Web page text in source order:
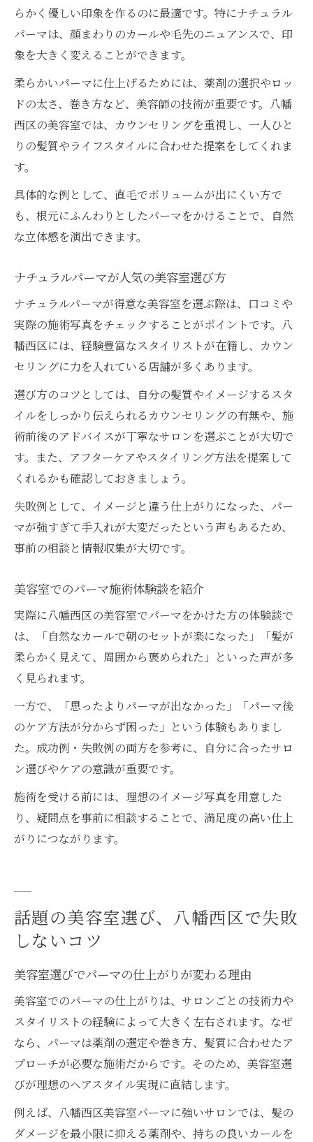
らかく優しい印象を作るのに最適です。特にナチュラル
パーマは、顔まわりのカールや毛先のニュアンスで、印
象を大きく変えることができます。
柔らかいパーマに仕上げるためには、薬剤の選択やロッ
ドの太さ、巻き方など、美容師の技術が重要です。八幡
西区の美容室では、カウンセリングを重視し、一人ひと
りの髪質やライフスタイルに合わせた提案をしてくれま
す。
具体的な例として、直毛でボリュームが出にくい方で
も、根元にふんわりとしたパーマをかけることで、自然
な立体感を演出できます。
ナチュラルパーマが人気の美容室選び方
ナチュラルパーマが得意な美容室を選ぶ際は、口コミや
実際の施術写真をチェックすることがポイントです。八
幡西区には、経験豊富なスタイリストが在籍し、カウン
セリングに力を入れている店舗が多くあります。
選び方のコツとしては、自分の髪質やイメージするスタ
イルをしっかり伝えられるカウンセリングの有無や、施
術前後のアドバイスが丁寧なサロンを選ぶことが大切で
す。また、アフターケアやスタイリング方法を提案して
くれるかも確認しておきましょう。
失敗例として、イメージと違う仕上がりになった、パー
マが強すぎて手入れが大変だったという声もあるため、
事前の相談と情報収集が大切です。
美容室でのパーマ施術体験談を紹介
実際に八幡西区の美容室でパーマをかけた方の体験談で
は、「自然なカールで朝のセットが楽になった」「髪が
柔らかく見えて、周囲から褒められた」といった声が多
く見られます。
一方で、「思ったよりパーマが出なかった」「パーマ後
のケア方法が分からず困った」という体験もありまし
た。成功例・失敗例の両方を参考に、自分に合ったサロ
ン選びやケアの意識が重要です。
施術を受ける前には、理想のイメージ写真を用意した
り、疑問点を事前に相談することで、満足度の高い仕上
がりにつながります。
話題の美容室選び、八幡西区で失敗
しないコツ
美容室選びでパーマの仕上がりが変わる理由
美容室でのパーマの仕上がりは、サロンごとの技術力や
スタイリストの経験によって大きく左右されます。なぜ
なら、パーマは薬剤の選定や巻き方、髪質に合わせたア
プローチが必要な施術だからです。そのため、美容室選
びが理想のヘアスタイル実現に直結します。
例えば、八幡西区美容室パーマに強いサロンでは、髪の
ダメージを最小限に抑える薬剤や、持ちの良いカールを